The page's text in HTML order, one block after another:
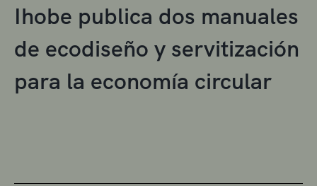
Ihobe publica dos manuales
de ecodiseño y servitización
para la economía circular